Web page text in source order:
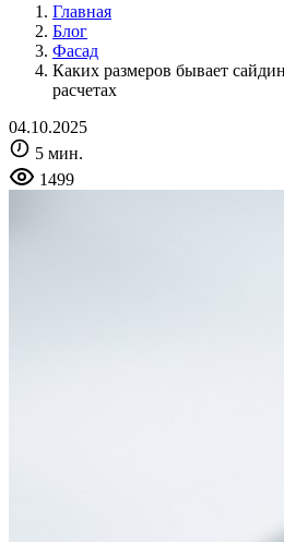
Главная
Блог
Фасад
Каких размеров бывает
расчетах
04.10.2025
5 мин.
1499